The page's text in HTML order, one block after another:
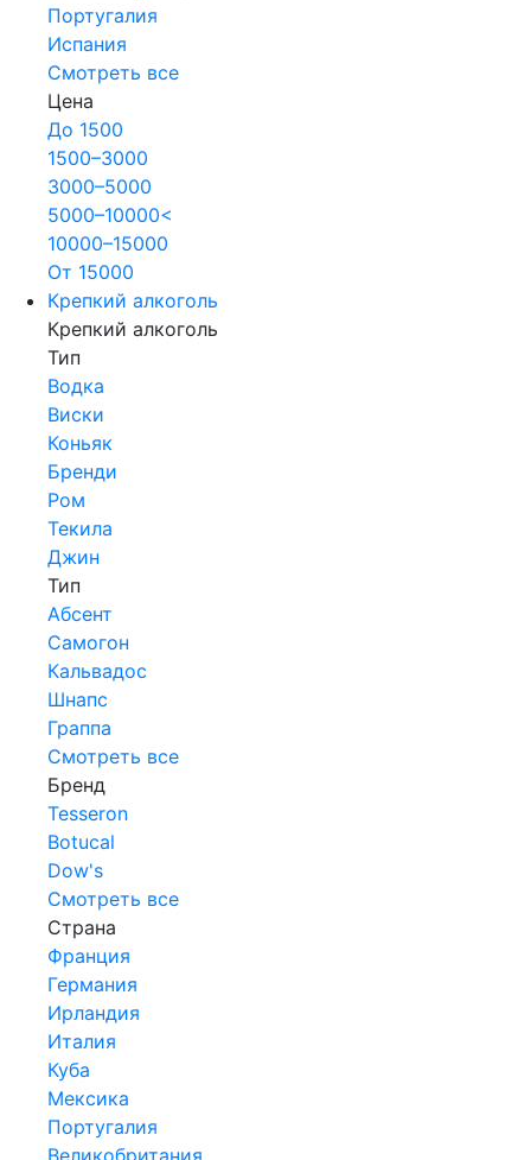
Португалия
Испания
Смотреть все
Цена
До 1500
1500–3000
3000–5000
5000–10000<
10000–15000
От 15000
Крепкий алкоголь
Крепкий алкоголь
Тип
Водка
Виски
Коньяк
Бренди
Ром
Текила
Джин
Тип
Абсент
Самогон
Кальвадос
Шнапс
Граппа
Смотреть все
Бренд
Tesseron
Botucal
Dow's
Смотреть все
Страна
Франция
Германия
Ирландия
Италия
Куба
Мексика
Португалия
Великобритания